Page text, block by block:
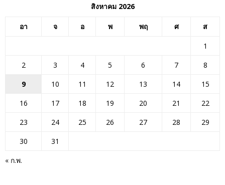
สิงหาคม 2026
อา จ อ พ พฤ ศ ส
« ก.พ.
1
2
3 4 5 6 7
8
9
10 11 12 13 14
15
16
17 18 19 20 21
22
23
24 25 26 27 28
29
30
31